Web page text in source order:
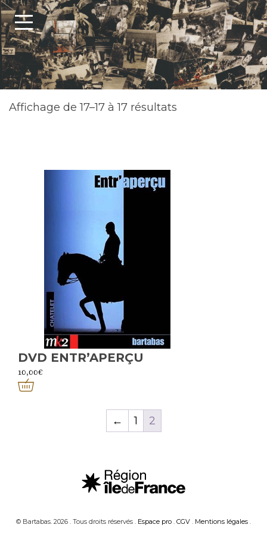
Affichage de 17–17 à 17 résultats
DVD ENTR’APERÇU
10,00€
← 1 2
© Bartabas. 2026 . Tous droits réservés . Espace pro . CGV . Mentions légales .